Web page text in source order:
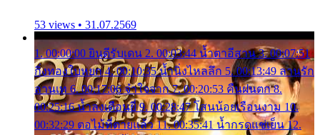
53 views • 31.07.2569
1. 00:00:00 ยินดีรับเดน 2. 00:03:44 น้ำตาอีสาน 3. 00:07:51
กิ่งทองใบหยก 4. 00:10:35 น้ำนิ่งไหลลึก 5. 00:13:49 ลานรัก
ลานเท 6. 00:17:06 จำใจจาก 7. 00:20:53 คืนฝนตก 8.
00:25:16 น้ำลงเดือนยี่ 9. 00:28:47 โสนน้อยเรือนงาม 10.
00:32:29 ตอไม้ที่ตายแล้ว 11. 00:35:41 น้ำกรดแช่เย็น 12.